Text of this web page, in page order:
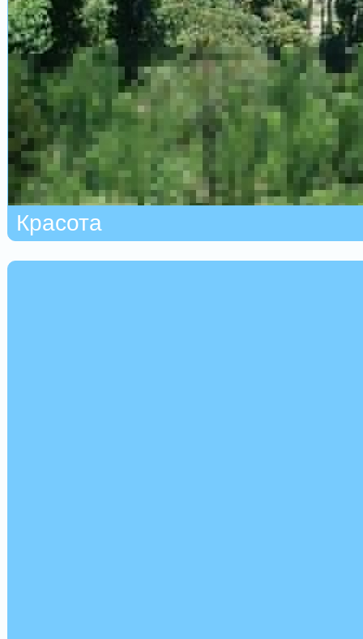
Красота